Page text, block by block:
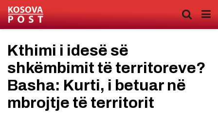
Kthimi i idesë së
shkëmbimit të territoreve?
Basha: Kurti, i betuar në
mbrojtje të territorit